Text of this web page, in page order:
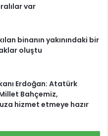
var
binanın yakınındaki bir
oluştu
Erdoğan: Atatürk
Bahçemiz,
hizmet etmeye hazır